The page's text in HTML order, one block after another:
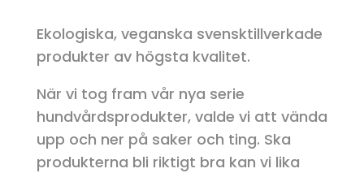
Ekologiska, veganska svensktillverkade
produkter av högsta kvalitet.
När vi tog fram vår nya serie
hundvårdsprodukter, valde vi att vända
upp och ner på saker och ting. Ska
produkterna bli riktigt bra kan vi lika